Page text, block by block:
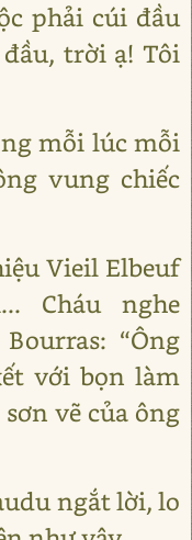
phải cúi đầu
trời ạ! Tôi
mỗi lúc mỗi
vung chiếc
Vieil Elbeuf
Cháu nghe
“Ông
với bọn làm
vẽ của ông
ngắt lời, lo